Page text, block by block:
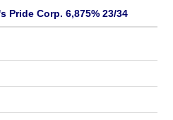
Pride Corp. 6,875% 23/34